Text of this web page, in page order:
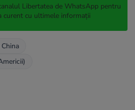
Libertatea de WhatsApp pentru
curent cu ultimele informații